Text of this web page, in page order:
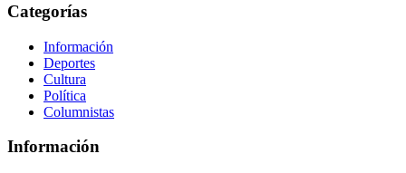
Categorías
Información
Deportes
Cultura
Política
Columnistas
Información